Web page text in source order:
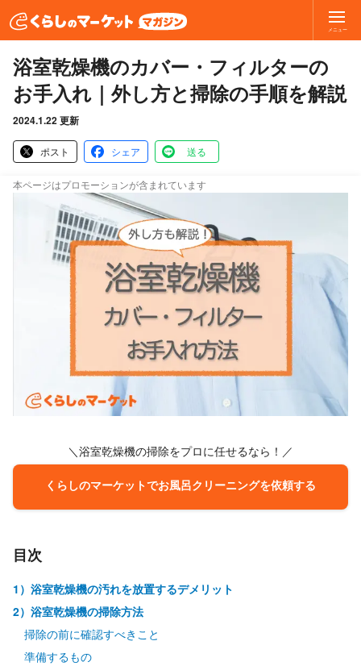
メニュー
浴室乾燥機のカバー・フィルターの
お手入れ｜外し方と掃除の手順を解説
2024.1.22 更新
ポスト シェア 送る
本ページはプロモーションが含まれています
＼浴室乾燥機の掃除をプロに任せるなら！／
くらしのマーケットでお風呂クリーニングを依頼する
目次
1）浴室乾燥機の汚れを放置するデメリット
2）浴室乾燥機の掃除方法
掃除の前に確認すべきこと
準備するもの